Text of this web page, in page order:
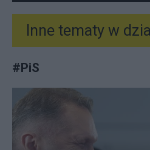
Inne tematy w
#PiS